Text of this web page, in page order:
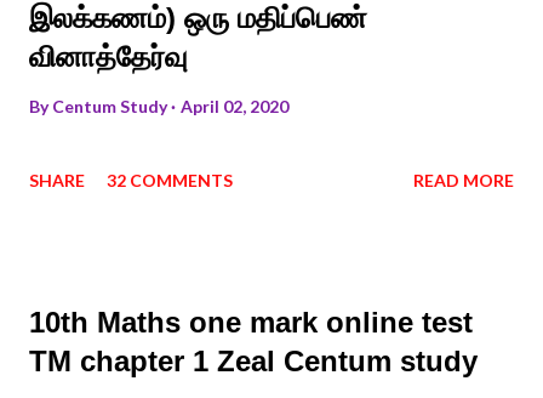
இலக்கணம்) ஒரு மதிப்பெண்
வினாத்தேர்வு
ByCentum Study April 02, 2020
SHARE 32 COMMENTS READ MORE
10th Maths one mark online test
TM chapter 1 Zeal Centum study